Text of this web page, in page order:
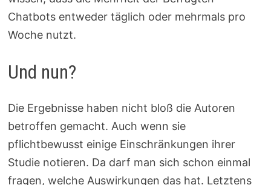
Chatbots entweder täglich oder mehrmals pro
Woche nutzt.
Und nun?
Die Ergebnisse haben nicht bloß die Autoren
betroffen gemacht. Auch wenn sie
pflichtbewusst einige Einschränkungen ihrer
Studie notieren. Da darf man sich schon einmal
fragen, welche Auswirkungen das hat. Letztens